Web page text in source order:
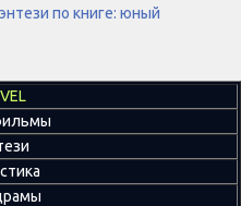
по книге: юный